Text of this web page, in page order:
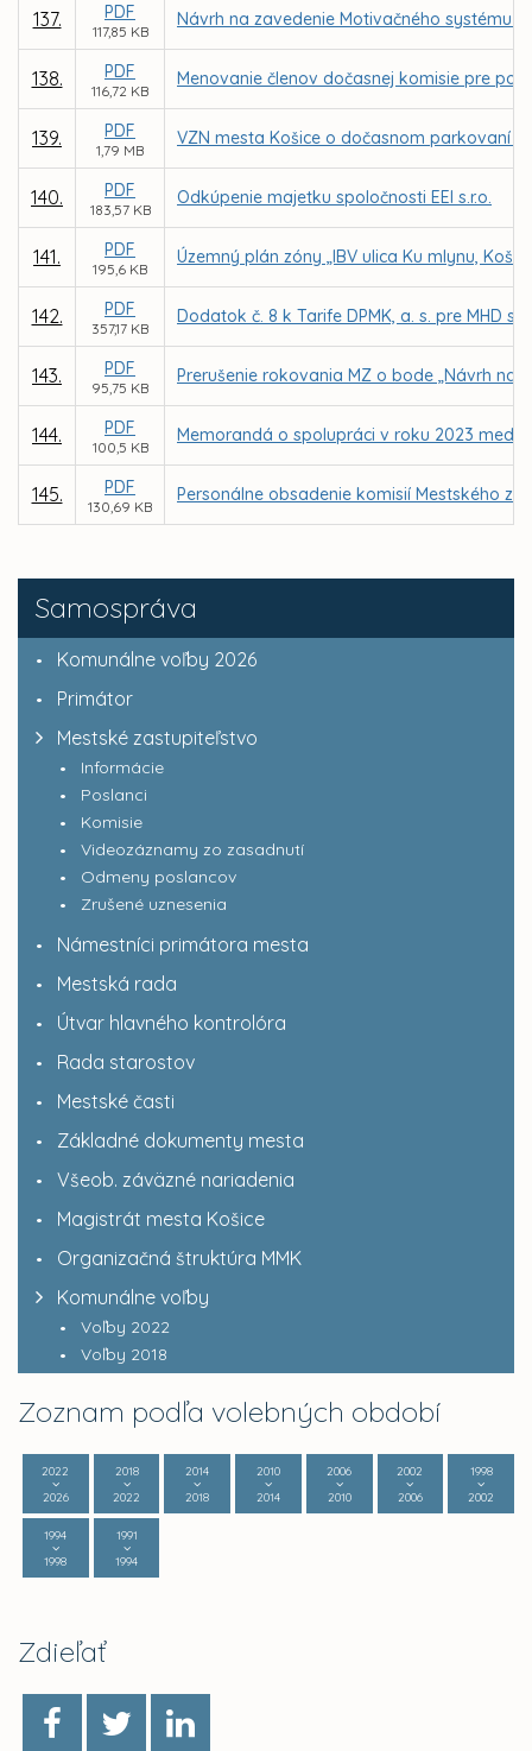
Samospráva
Komunálne voľby 2026
Primátor
Mestské zastupiteľstvo
Informácie
Poslanci
Komisie
Videozáznamy zo zasadnutí
Odmeny poslancov
Zrušené uznesenia
Námestníci primátora mesta
Mestská rada
Útvar hlavného kontrolóra
Rada starostov
Mestské časti
Základné dokumenty mesta
Všeob. záväzné nariadenia
Magistrát mesta Košice
Organizačná štruktúra MMK
Komunálne voľby
Voľby 2022
Voľby 2018
Zoznam podľa volebných období
2022
2026
2018
2022
2014
2018
2010
2014
2006
2010
2002
2006
1998
2002
1994
1998
1991
1994
Zdieľať
137. PDF
117,85 KB
Návrh na zavedenie Motivačného systému
138. PDF
116,72 KB
Menovanie členov dočasnej komisie pre
139. PDF
1,79 MB
VZN mesta Košice o dočasnom parkovaní
140. PDF
183,57 KB
Odkúpenie majetku spoločnosti EEI s.r.o.
141. PDF
195,6 KB
Územný plán zóny „IBV ulica Ku mlynu,
142. PDF
357,17 KB
Dodatok č. 8 k Tarife DPMK, a. s. pre MHD s
143. PDF
95,75 KB
Prerušenie rokovania MZ o bode „Návrh
144. PDF
100,5 KB
Memorandá o spolupráci v roku 2023
145. PDF
130,69 KB
Personálne obsadenie komisií Mestského